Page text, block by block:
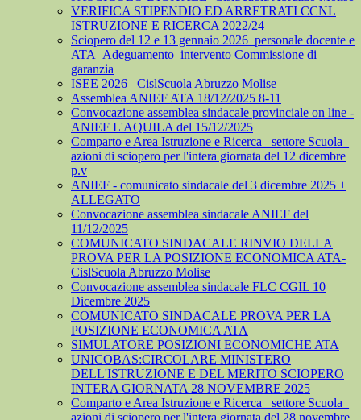
VERIFICA STIPENDIO ED ARRETRATI CCNL
ISTRUZIONE E RICERCA 2022/24
Sciopero del 12 e 13 gennaio 2026_personale docente e
ATA_Adeguamento_intervento Commissione di
garanzia
ISEE 2026_ CislScuola Abruzzo Molise
Assemblea ANIEF ATA 18/12/2025 8-11
Convocazione assemblea sindacale provinciale on line -
ANIEF L'AQUILA del 15/12/2025
Comparto e Area Istruzione e Ricerca_ settore Scuola_
azioni di sciopero per l'intera giornata del 12 dicembre
p.v
ANIEF - comunicato sindacale del 3 dicembre 2025 +
ALLEGATO
Convocazione assemblea sindacale ANIEF del
11/12/2025
COMUNICATO SINDACALE RINVIO DELLA
PROVA PER LA POSIZIONE ECONOMICA ATA-
CislScuola Abruzzo Molise
Convocazione assemblea sindacale FLC CGIL 10
Dicembre 2025
COMUNICATO SINDACALE PROVA PER LA
POSIZIONE ECONOMICA ATA
SIMULATORE POSIZIONI ECONOMICHE ATA
UNICOBAS:CIRCOLARE MINISTERO
DELL'ISTRUZIONE E DEL MERITO SCIOPERO
INTERA GIORNATA 28 NOVEMBRE 2025
Comparto e Area Istruzione e Ricerca_ settore Scuola_